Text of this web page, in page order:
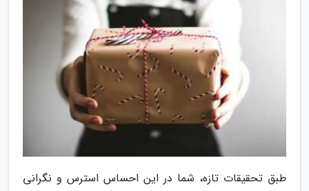
طبق تحقیقات تازه، شما در این احساس استرس و نگرانی